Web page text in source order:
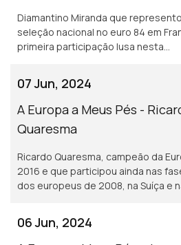
Diamantino Miranda que
seleção nacional no euro 84 em
primeira participação lusa nesta
07 Jun, 2024
A Europa a Meus Pés -
Quaresma
Ricardo Quaresma, campeão da
2016 e que participou ainda nas
dos europeus de 2008, na Suíça e
06 Jun, 2024